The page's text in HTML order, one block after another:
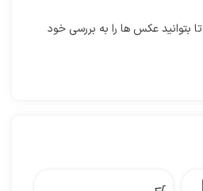
بتوانید عکس ها را به بررسی خود